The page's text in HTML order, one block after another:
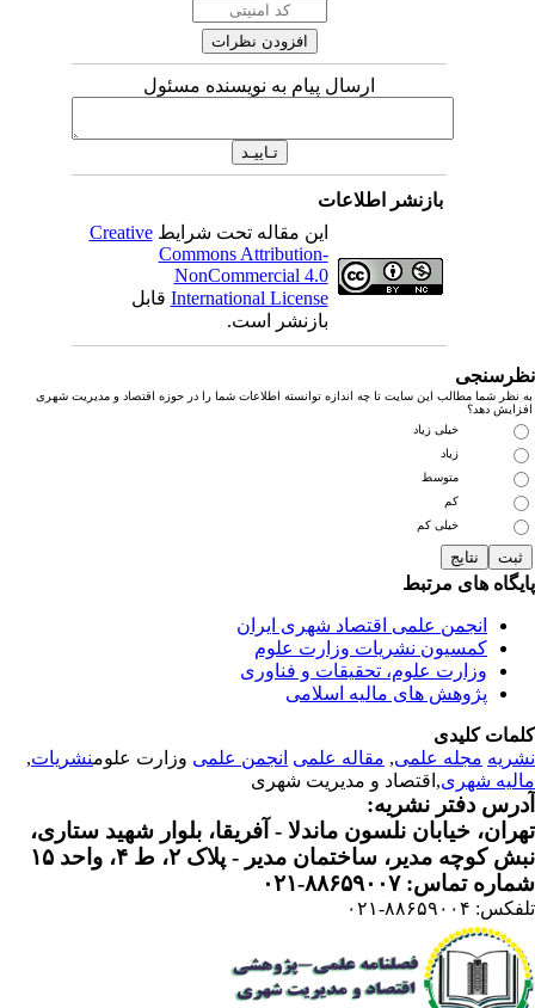
ارسال پیام به نویسنده مسئول
بازنشر اطلاعات
این مقاله تحت شرایطCreative
Commons Attribution-
NonCommercial 4.0
International Licenseقابل
بازنشر است.
نظر شما مطالب این سایت تا چه اندازه توانسته اطلاعات شما را در حوزه اقتصاد و مدیریت شهری
دهد؟
خیلی زیاد
زیاد
متوسط
خیلی کم
های مرتبط
انجمن علمی اقتصاد شهری ایران
کمسیون نشریات وزارت علوم
وزارت علوم، تحقیقات و فناوری
پژوهش های مالیه اسلامی
کلیدی
مجله علمی, مقاله علمی انجمن علمیوزارت علومنشریات,
شهری ,اقتصاد و مدیریت شهری
دفتر نشریه:
خیابان نلسون ماندلا - آفریقا، بلوار شهید ستاری،
کوچه مدیر، ساختمان مدیر - پلاک ۲، ط ۴، واحد ۱۵
تماس: ۸۸۶۵۹۰۰۷-۰۲۱
۸۸۶۵۹۰۰۴-۰۲۱